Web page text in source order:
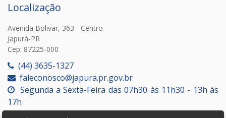
Localização
Avenida Bolivar, 363 - Centro
Japurá-PR
Cep: 87225-000
(44) 3635-1327
faleconosco@japura.pr.gov.br
Segunda a Sexta-Feira das 07h30 às 11h30 - 13h às
17h